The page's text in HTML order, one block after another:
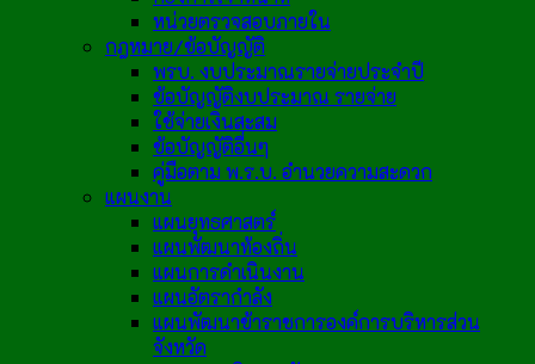
หน่วยตรวจสอบภายใน
กฎหมาย/ข้อบัญญัติ
พรบ. งบประมาณรายจ่ายประจำปี
ข้อบัญญัติงบประมาณ รายจ่าย
ใช้จ่ายเงินสะสม
ข้อบัญญัติอื่นๆ
คู่มือตาม พ.ร.บ. อำนวยความสะดวก
แผนงาน
แผนยุทธศาสตร์
แผนพัฒนาท้องถิ่น
แผนการดำเนินงาน
แผนอัตรากำลัง
แผนพัฒนาข้าราชการองค์การบริหารส่วน
จังหวัด